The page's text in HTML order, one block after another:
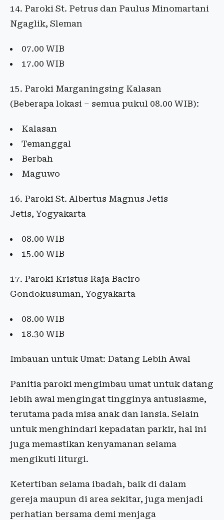
14. Paroki St. Petrus dan Paulus Minomartani
Ngaglik, Sleman
07.00 WIB
17.00 WIB
15. Paroki Marganingsing Kalasan
(Beberapa lokasi – semua pukul 08.00 WIB):
Kalasan
Temanggal
Berbah
Maguwo
16. Paroki St. Albertus Magnus Jetis
Jetis, Yogyakarta
08.00 WIB
15.00 WIB
17. Paroki Kristus Raja Baciro
Gondokusuman, Yogyakarta
08.00 WIB
18.30 WIB
Imbauan untuk Umat: Datang Lebih Awal
Panitia paroki mengimbau umat untuk datang
lebih awal mengingat tingginya antusiasme,
terutama pada misa anak dan lansia. Selain
untuk menghindari kepadatan parkir, hal ini
juga memastikan kenyamanan selama
mengikuti liturgi.
Ketertiban selama ibadah, baik di dalam
gereja maupun di area sekitar, juga menjadi
perhatian bersama demi menjaga